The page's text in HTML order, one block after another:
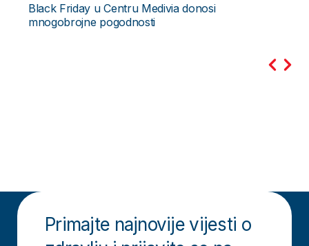
Pretraga PCR Metodom – za Hripavac –
Bordetella Pertussis Novo
Primajte najnovije vijesti o